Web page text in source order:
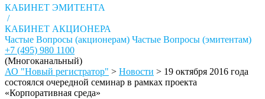
КАБИНЕТ ЭМИТЕНТА
/
КАБИНЕТ АКЦИОНЕРА
Частые Вопросы (акционерам) Частые Вопросы (эмитентам)
+7 (495) 980 1100
(Многоканальный)
АО "Новый регистратор" > Новости > 19 октября 2016 года
состоялся очередной семинар в рамках проекта
«Корпоративная среда»